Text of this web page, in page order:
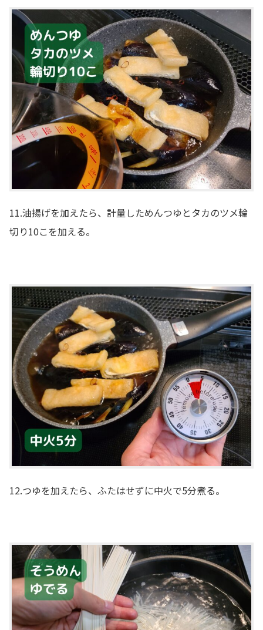
11.油揚げを加えたら、計量しためんつゆとタカのツメ輪
切り10こを加える。
12.つゆを加えたら、ふたはせずに中火で5分煮る。